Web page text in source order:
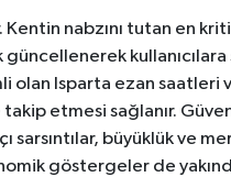
nabzını tutan en
olan Isparta ezan
etmesi sağlanır.
büyüklük ve
göstergeler de